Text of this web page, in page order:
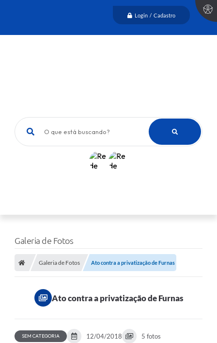
Login / Cadastro
O que está buscando?
Galeria de Fotos
Galeria de Fotos Ato contra a privatização de Furnas
Ato contra a privatização de Furnas
SEM CATEGORIA 12/04/2018 5 fotos